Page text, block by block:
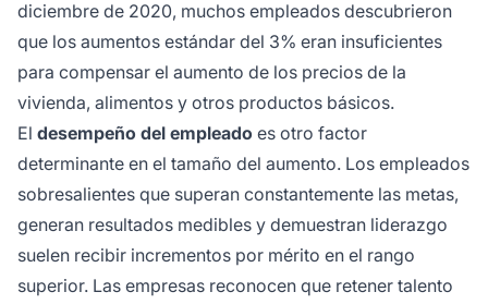
diciembre de 2020, muchos empleados descubrieron
que los aumentos estándar del 3% eran insuficientes
para compensar el aumento de los precios de la
vivienda, alimentos y otros productos básicos.
El desempeño del empleado es otro factor
determinante en el tamaño del aumento. Los empleados
sobresalientes que superan constantemente las metas,
generan resultados medibles y demuestran liderazgo
suelen recibir incrementos por mérito en el rango
superior. Las empresas reconocen que retener talento